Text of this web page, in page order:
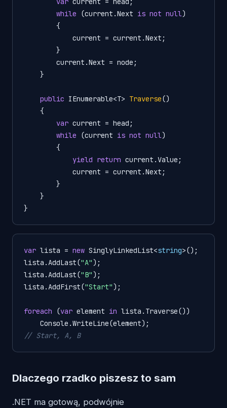
while (current.Next is not null)
public IEnumerable<T> Traverse()
var current = head;
while (current is not null)
yield return current.Value;
}
var lista = new SinglyLinkedList<string>();
lista.AddLast("A");
lista.AddLast("B");
lista.AddFirst("Start");
foreach (var element in lista.Traverse())
// Start, A, B
Dlaczego rzadko piszesz to sam
.NET ma gotową, podwójnie